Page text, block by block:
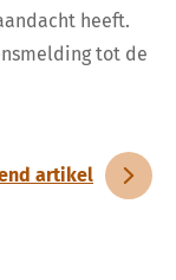
heeft.
tot de
artikel